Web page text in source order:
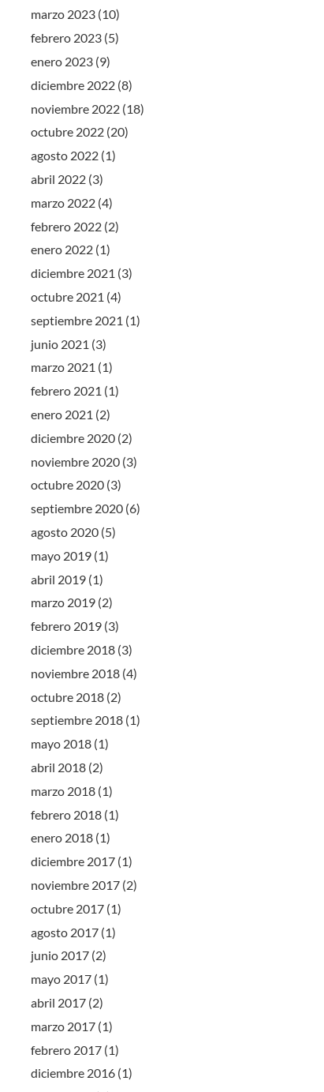
marzo 2023 (10)
febrero 2023 (5)
enero 2023 (9)
diciembre 2022 (8)
noviembre 2022 (18)
octubre 2022 (20)
agosto 2022 (1)
abril 2022 (3)
marzo 2022 (4)
febrero 2022 (2)
enero 2022 (1)
diciembre 2021 (3)
octubre 2021 (4)
septiembre 2021 (1)
junio 2021 (3)
marzo 2021 (1)
febrero 2021 (1)
enero 2021 (2)
diciembre 2020 (2)
noviembre 2020 (3)
octubre 2020 (3)
septiembre 2020 (6)
agosto 2020 (5)
mayo 2019 (1)
abril 2019 (1)
marzo 2019 (2)
febrero 2019 (3)
diciembre 2018 (3)
noviembre 2018 (4)
octubre 2018 (2)
septiembre 2018 (1)
mayo 2018 (1)
abril 2018 (2)
marzo 2018 (1)
febrero 2018 (1)
enero 2018 (1)
diciembre 2017 (1)
noviembre 2017 (2)
octubre 2017 (1)
agosto 2017 (1)
junio 2017 (2)
mayo 2017 (1)
abril 2017 (2)
marzo 2017 (1)
febrero 2017 (1)
diciembre 2016 (1)